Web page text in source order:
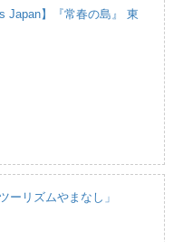
Japan】『常春の島』 東
ーリズムやまなし」